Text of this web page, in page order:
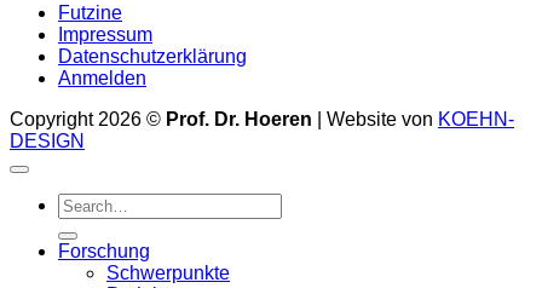
Futzine
Impressum
Datenschutzerklärung
Anmelden
Copyright 2026 © Prof. Dr. Hoeren | Website von KOEHN-
DESIGN
Forschung
Schwerpunkte